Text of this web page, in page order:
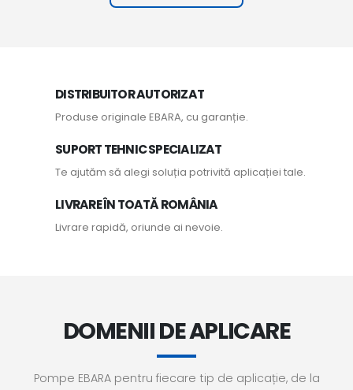
DISTRIBUITOR AUTORIZAT
Produse originale EBARA, cu garanție.
SUPORT TEHNIC SPECIALIZAT
Te ajutăm să alegi soluția potrivită aplicației tale.
LIVRARE ÎN TOATĂ ROMÂNIA
Livrare rapidă, oriunde ai nevoie.
DOMENII DE APLICARE
Pompe EBARA pentru fiecare tip de aplicație, de la